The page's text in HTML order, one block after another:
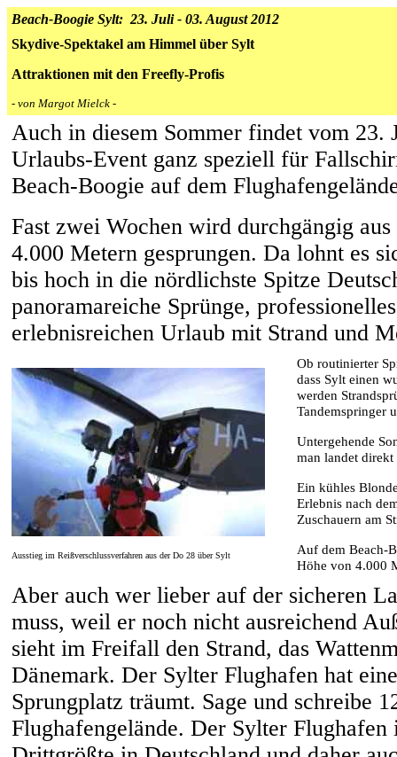
Beach-Boogie Sylt: 23. Juli - 03. August 2012
Skydive-Spektakel am Himmel über Sylt
Attraktionen mit den Freefly-Profis
- von Margot Mielck -
Auch in diesem Sommer findet vom 23.
Urlaubs-Event ganz speziell für
Beach-Boogie auf dem
Fast zwei Wochen wird durchgängig
4.000 Metern gesprungen. Da lohnt es
bis hoch in die nördlichste Spitze
panoramareiche Sprünge,
erlebnisreichen Urlaub mit Strand und
Ausstieg im Reißverschlussverfahren aus der Do 28 über Sylt
Ob routinierter
dass Sylt einen
werden
Tandemspringer
Untergehende
man landet direkt
Ein kühles
Erlebnis nach
Zuschauern am
Auf dem Beach-
Höhe von 4.000
Aber auch wer lieber auf der sicheren
muss, weil er noch nicht ausreichend
sieht im Freifall den Strand, das
Dänemark. Der Sylter Flughafen hat
Sprungplatz träumt. Sage und schreibe
Flughafengelände. Der Sylter